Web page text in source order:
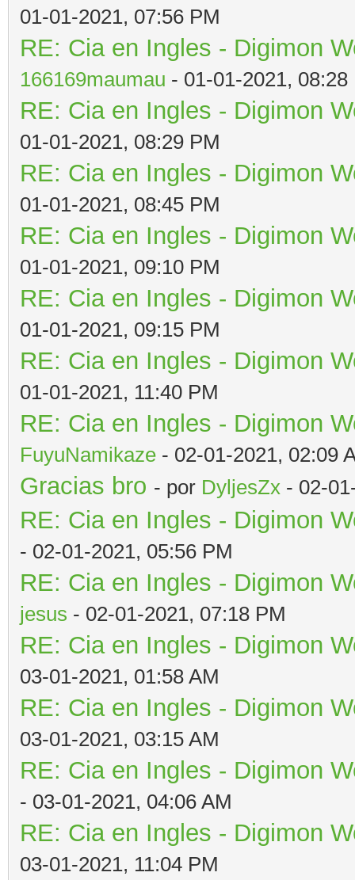
01-01-2021, 07:56 PM
RE: Cia en Ingles - Digimon
166169maumau - 01-01-2021, 08:28
RE: Cia en Ingles - Digimon
01-01-2021, 08:29 PM
RE: Cia en Ingles - Digimon
01-01-2021, 08:45 PM
RE: Cia en Ingles - Digimon
01-01-2021, 09:10 PM
RE: Cia en Ingles - Digimon
01-01-2021, 09:15 PM
RE: Cia en Ingles - Digimon
01-01-2021, 11:40 PM
RE: Cia en Ingles - Digimon
FuyuNamikaze - 02-01-2021, 02:09
Gracias bro - por DyljesZx - 02-
RE: Cia en Ingles - Digimon
- 02-01-2021, 05:56 PM
RE: Cia en Ingles - Digimon
jesus - 02-01-2021, 07:18 PM
RE: Cia en Ingles - Digimon
03-01-2021, 01:58 AM
RE: Cia en Ingles - Digimon
03-01-2021, 03:15 AM
RE: Cia en Ingles - Digimon
- 03-01-2021, 04:06 AM
RE: Cia en Ingles - Digimon
03-01-2021, 11:04 PM